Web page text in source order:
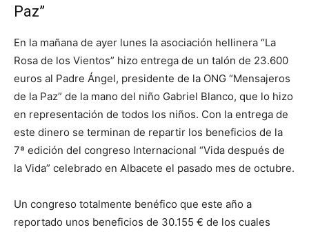
Paz”
En la mañana de ayer lunes la asociación hellinera “La
Rosa de los Vientos” hizo entrega de un talón de 23.600
euros al Padre Ángel, presidente de la ONG “Mensajeros
de la Paz” de la mano del niño Gabriel Blanco, que lo hizo
en representación de todos los niños. Con la entrega de
este dinero se terminan de repartir los beneficios de la
7ª edición del congreso Internacional “Vida después de
la Vida” celebrado en Albacete el pasado mes de octubre.
Un congreso totalmente benéfico que este año a
reportado unos beneficios de 30.155 € de los cuales